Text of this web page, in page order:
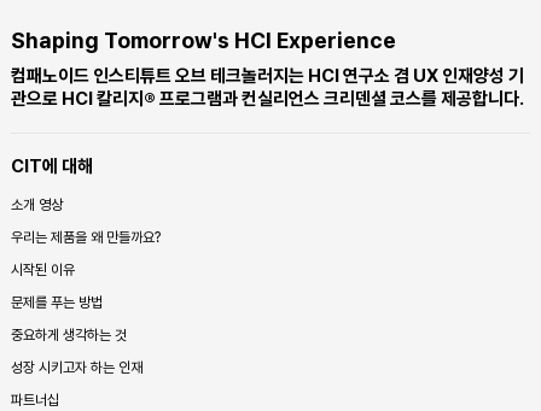
Shaping Tomorrow's HCI Experience
컴패노이드 인스티튜트 오브 테크놀러지는 HCI 연구소 겸 UX 인재양성 기
관으로 HCI 칼리지® 프로그램과 컨실리언스 크리덴셜 코스를 제공합니다.
CIT에 대해
소개 영상
우리는 제품을 왜 만들까요?
시작된 이유
문제를 푸는 방법
중요하게 생각하는 것
성장 시키고자 하는 인재
파트너십